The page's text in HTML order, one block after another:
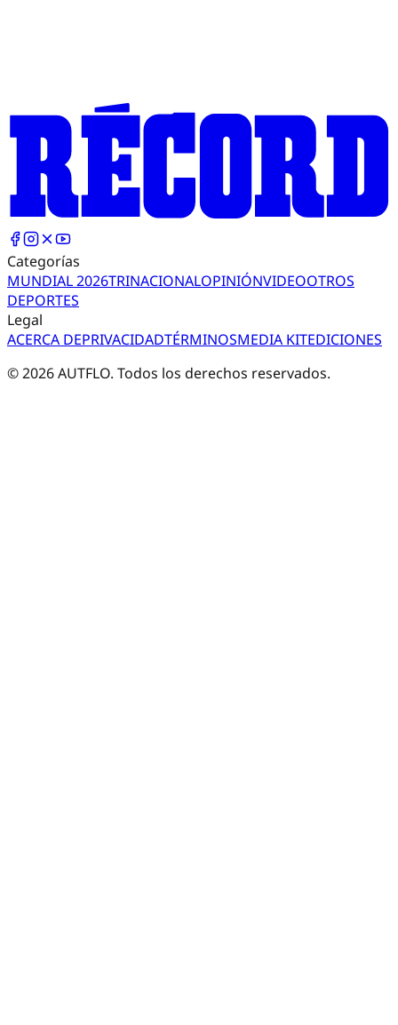
Categorías
MUNDIAL 2026TRINACIONALOPINIÓNVIDEOOTROS
DEPORTES
Legal
ACERCA DEPRIVACIDADTÉRMINOSMEDIA KITEDICIONES
©2026AUTFLO. Todos los derechos reservados.